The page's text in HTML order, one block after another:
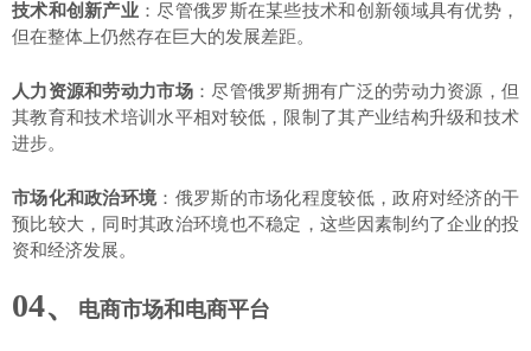
技术和创新产业 ：尽管俄罗斯在某些技术和创新领域具有优势，
但在整体上仍然存在巨大的发展差距。
人力资源和劳动力市场：尽管俄罗斯拥有广泛的劳动力资源，但
其教育和技术培训水平相对较低，限制了其产业结构升级和技术
进步。
市场化和政治环境：俄罗斯的市场化程度较低，政府对经济的干
预比较大，同时其政治环境也不稳定，这些因素制约了企业的投
资和经济发展。
04、 电商市场和电商平台